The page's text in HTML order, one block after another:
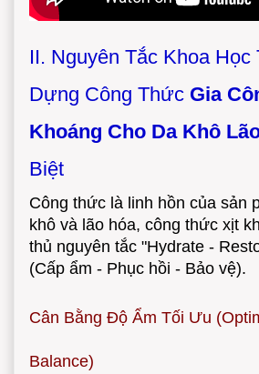
II. Nguyên Tắc Khoa Học
Dựng Công Thức Gia
Khoáng Cho Da Khô
Biệt
Công thức là linh hồn của sản
khô và lão hóa, công thức xịt
thủ nguyên tắc "Hydrate -
(Cấp ẩm - Phục hồi - Bảo vệ).
Cân Bằng Độ Ẩm Tối Ưu
Balance)